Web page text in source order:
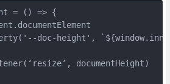
= () => {
doc-height',
documentHeight)